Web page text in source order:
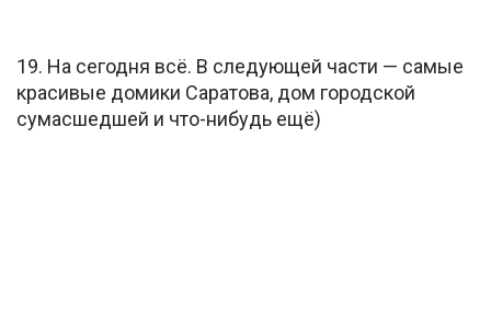
19. На сегодня всё. В следующей части — самые
красивые домики Саратова, дом городской
сумасшедшей и что-нибудь ещё)